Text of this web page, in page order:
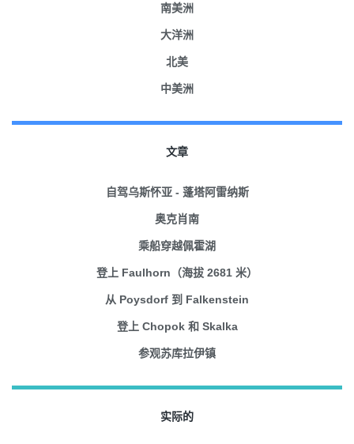
南美洲
大洋洲
北美
中美洲
文章
自驾乌斯怀亚 - 蓬塔阿雷纳斯
奥克肖南
乘船穿越佩霍湖
登上 Faulhorn（海拔 2681 米）
从 Poysdorf 到 Falkenstein
登上 Chopok 和 Skalka
参观苏库拉伊镇
实际的